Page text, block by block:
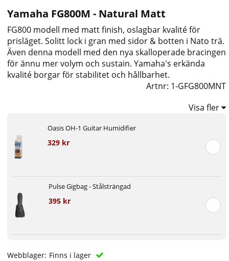
Yamaha FG800M - Natural Matt
FG800 modell med matt finish, oslagbar kvalité för
prisläget. Solitt lock i gran med sidor & botten i Nato trä.
Även denna modell med den nya skalloperade bracingen
för ännu mer volym och sustain. Yamaha's erkända
kvalité borgar för stabilitet och hållbarhet.
Artnr: 1-GFG800MNT
Visa fler
Oasis OH-1 Guitar Humidifier
329 kr
Pulse Gigbag - Stålsträngad
395 kr
Webblager: Finns i lager